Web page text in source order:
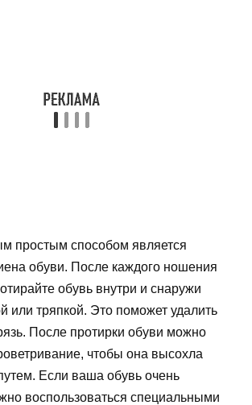
простым способом является
обуви. После каждого ношения
обувь внутри и снаружи
или тряпкой. Это поможет удалить
После протирки обуви можно
чтобы она высохла
Если ваша обувь очень
воспользоваться специальными